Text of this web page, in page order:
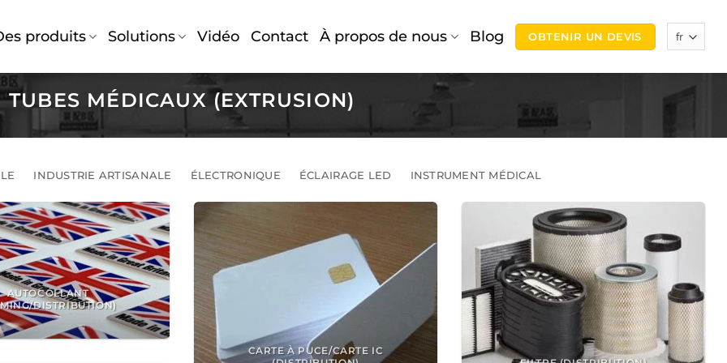
produits Solutions Vidéo Contact À propos de nous Blog OBTENIR UN DEVIS
TUBES MÉDICAUX (EXTRUSION)
INDUSTRIE ARTISANALE ÉLECTRONIQUE ÉCLAIRAGE LED INSTRUMENT MÉDICAL
AUTOCOLLANT
DISTRIBUTION)
CARTE À PUCE/CARTE IC